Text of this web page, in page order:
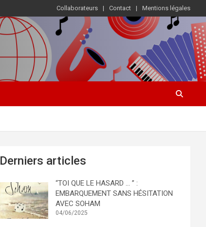
Collaborateurs Contact Mentions légales
Derniers articles
“TOI QUE LE HASARD … ” :
EMBARQUEMENT SANS HÉSITATION
AVEC SOHAM
04/06/2025